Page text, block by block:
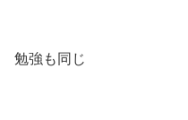
勉強も同じ